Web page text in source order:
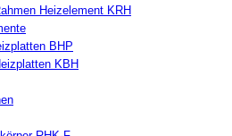
Heizelement KRH
BHP
KBH